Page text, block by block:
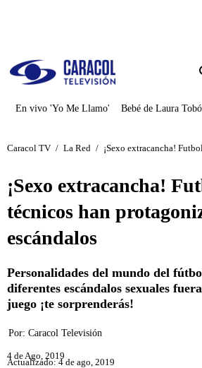
En vivo 'Yo Me Llamo' Bebé de Laura
Caracol TV / La Red / ¡Sexo extracancha!
¡Sexo extracancha!
técnicos han
escándalos
Personalidades del mundo del
diferentes escándalos sexuales
juego ¡te sorprenderás!
Por: Caracol Televisión
4 de Ago, 2019
Actualizado: 4 de ago, 2019